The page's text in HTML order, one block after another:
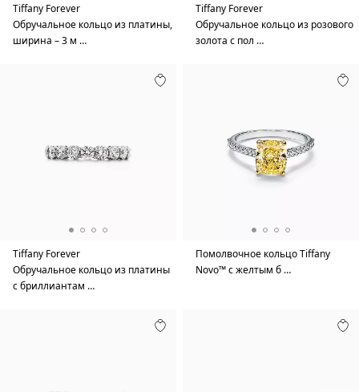
Tiffany Forever
Обручальное кольцо из платины,
ширина – 3 м …
Tiffany Forever
Обручальное кольцо из розового
золота с пол …
Tiffany Forever
Обручальное кольцо из платины
с бриллиантам …
Помолвочное кольцо Tiffany
Novo™ с желтым б …